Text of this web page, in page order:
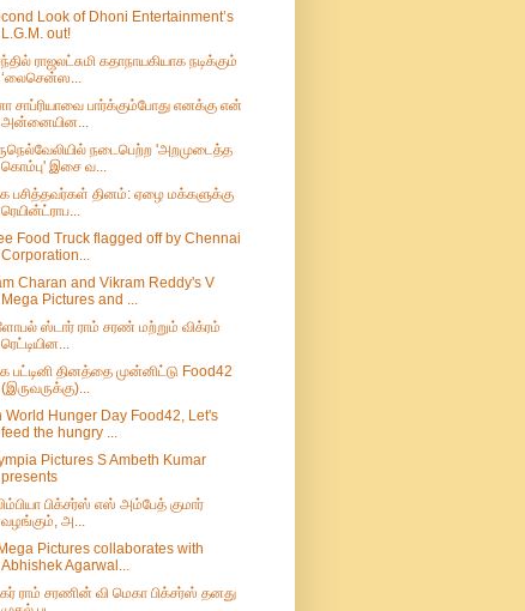
Look of Dhoni Entertainment’s
L.G.M. out!
ராஜலட்சுமி கதாநாயகியாக நடிக்கும்
‘லைசென்ஸ...
சாப்ரியாவை பார்க்கும்போது எனக்கு என்
அன்னையின...
நடைபெற்ற 'அறமுடைத்த
கொம்பு' இசை வ...
பசித்தவர்கள் தினம்: ஏழை மக்களுக்கு
ரெயின்ட்ராப...
Food Truck flagged off by Chennai
Corporation...
Charan and Vikram Reddy's V
Mega Pictures and ...
ஸ்டார் ராம் சரண் மற்றும் விக்ரம்
ரெட்டியின...
பட்டினி தினத்தை முன்னிட்டு Food42
(இருவருக்கு)...
World Hunger Day Food42, Let's
feed the hungry ...
Pictures S Ambeth Kumar
presents
பிக்சர்ஸ் எஸ் அம்பேத் குமார்
வழங்கும், அ...
Pictures collaborates with
Abhishek Agarwal...
ராம் சரணின் வி மெகா பிக்சர்ஸ் தனது